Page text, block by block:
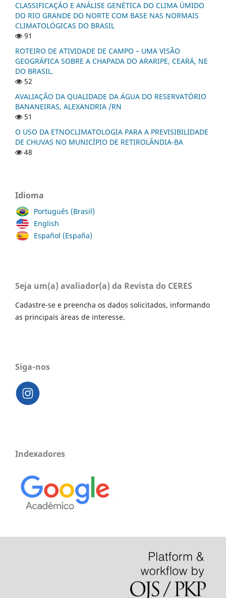
CLASSIFICAÇÂO E ANÁLISE GENÉTICA DO CLIMA ÚMIDO
DO RIO GRANDE DO NORTE COM BASE NAS NORMAIS
CLIMATOLÓGICAS DO BRASIL
91
ROTEIRO DE ATIVIDADE DE CAMPO – UMA VISÃO
GEOGRÁFICA SOBRE A CHAPADA DO ARARIPE, CEARÁ, NE
DO BRASIL.
52
AVALIAÇÃO DA QUALIDADE DA ÁGUA DO RESERVATÓRIO
BANANEIRAS, ALEXANDRIA /RN
51
O USO DA ETNOCLIMATOLOGIA PARA A PREVISIBILIDADE
DE CHUVAS NO MUNICÍPIO DE RETIROLÂNDIA-BA
48
Idioma
Português (Brasil)
English
Español (España)
Seja um(a) avaliador(a) da Revista do CERES
Cadastre-se e preencha os dados solicitados, informando
as principais áreas de interesse.
Siga-nos
Indexadores